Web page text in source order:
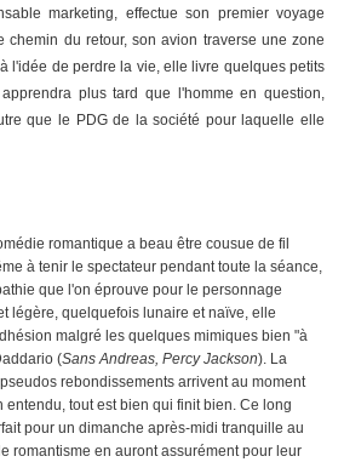
marketing, effectue son premier voyage
chemin du retour, son avion traverse une zone
l'idée de perdre la vie, elle livre quelques petits
plus tard que l'homme en question,
que le PDG de la société pour laquelle elle
romantique a beau être cousue de fil
à tenir le spectateur pendant toute la séance,
que l'on éprouve pour le personnage
légère, quelquefois lunaire et naïve, elle
malgré les quelques mimiques bien "à
(Sans Andreas, Percy Jackson). La
rebondissements arrivent au moment
entendu, tout est bien qui finit bien. Ce long
pour un dimanche après-midi tranquille au
romantisme en auront assurément pour leur